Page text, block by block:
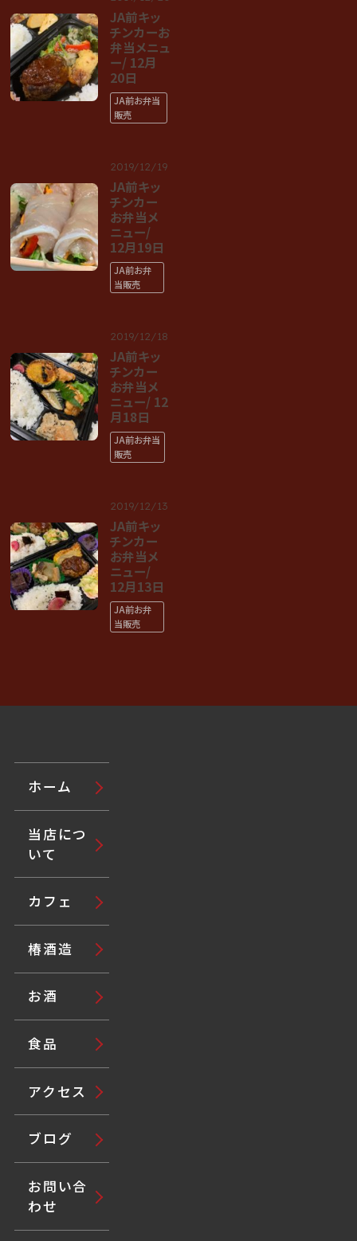
JA前キッ
チンカーお
弁当メニュ
ー/ 12月
20日
JA前お弁当
販売
2019/12/19
JA前キッ
チンカー
お弁当メ
ニュー/
12月19日
JA前お弁
当販売
2019/12/18
JA前キッ
チンカー
お弁当メ
ニュー/ 12
月18日
JA前お弁当
販売
2019/12/13
JA前キッ
チンカー
お弁当メ
ニュー/
12月13日
JA前お弁
当販売
ホーム
当店につ
いて
カフェ
椿酒造
お酒
食品
アクセス
ブログ
お問い合
わせ